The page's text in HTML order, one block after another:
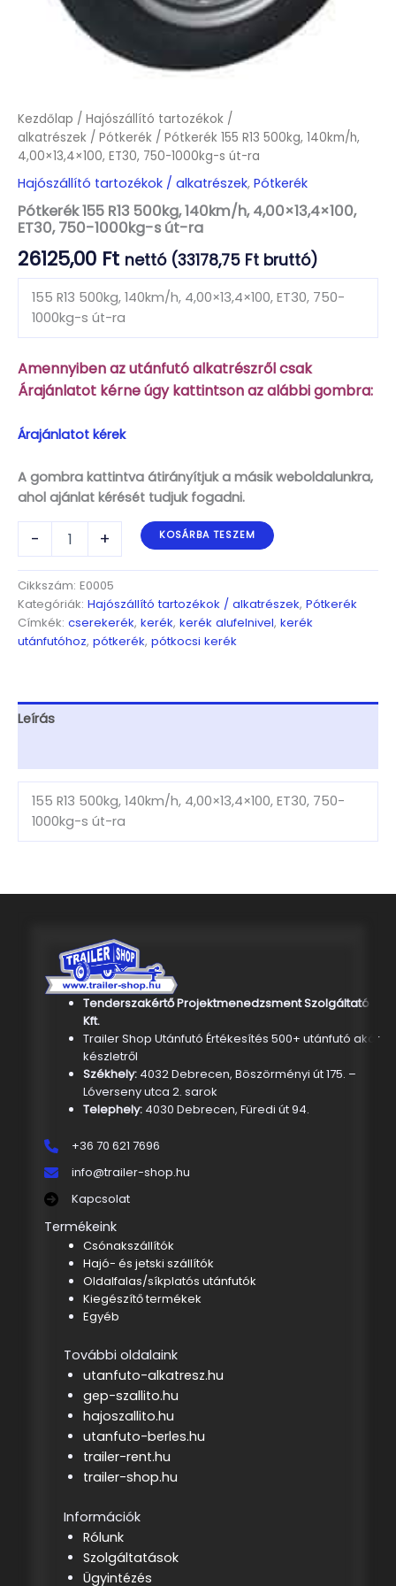
Kezdőlap / Hajószállító tartozékok /
alkatrészek / Pótkerék / Pótkerék 155 R13 500kg, 140km/h,
4,00×13,4×100, ET30, 750-1000kg-s út-ra
Hajószállító tartozékok / alkatrészek, Pótkerék
Pótkerék 155 R13 500kg, 140km/h, 4,00×13,4×100,
ET30, 750-1000kg-s út-ra
26125,00 Ft nettó (33178,75 Ft bruttó)
155 R13 500kg, 140km/h, 4,00×13,4×100, ET30, 750-
1000kg-s út-ra
Amennyiben az utánfutó alkatrészről csak
Árajánlatot kérne úgy kattintson az alábbi gombra:
Árajánlatot kérek
A gombra kattintva átirányítjuk a másik weboldalunkra,
ahol ajánlat kérését tudjuk fogadni.
-
Pótkerék
500kg,
140km/h,
4,00x13,4x100,
ET30,
út-
ra
+ KOSÁRBA TESZEM
Cikkszám: E0005
Kategóriák: Hajószállító tartozékok / alkatrészek, Pótkerék
Címkék: cserekerék, kerék, kerék alufelnivel, kerék
utánfutóhoz, pótkerék, pótkocsi kerék
Leírás
155 R13 500kg, 140km/h, 4,00×13,4×100, ET30, 750-
1000kg-s út-ra
Tenderszakértő Projektmenedzsment Szolgáltató
Kft.
Trailer Shop Utánfutó Értékesítés 500+ utánfutó akár
készletről
Székhely: 4032 Debrecen, Böszörményi út 175. –
Lóverseny utca 2. sarok
Telephely:4030 Debrecen, Füredi út 94.
+36 70 621 7696
info@trailer-shop.hu
Kapcsolat
Termékeink
Csónakszállítók
Hajó- és jetski szállítók
Oldalfalas/síkplatós utánfutók
Kiegészítő termékek
Egyéb
További oldalaink
utanfuto-alkatresz.hu
gep-szallito.hu
hajoszallito.hu
utanfuto-berles.hu
trailer-rent.hu
trailer-shop.hu
Információk
Rólunk
Szolgáltatások
Ügyintézés